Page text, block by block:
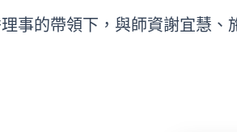
事的帶領下，與師資謝宜慧、